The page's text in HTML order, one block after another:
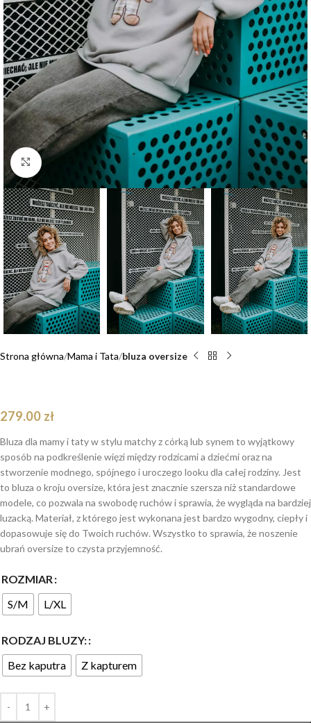
Click to enlarge
Strona główna Mama i Tata bluza oversize
279.00 zł
Bluza dla mamy i taty w stylu matchy z córką lub synem to wyjątkowy
sposób na podkreślenie więzi między rodzicami a dziećmi oraz na
stworzenie modnego, spójnego i uroczego looku dla całej rodziny. Jest
to bluza o kroju oversize, która jest znacznie szersza niż standardowe
modele, co pozwala na swobodę ruchów i sprawia, że wygląda na bardziej
luzacką. Materiał, z którego jest wykonana jest bardzo wygodny, ciepły i
dopasowuje się do Twoich ruchów. Wszystko to sprawia, że noszenie
ubrań oversize to czysta przyjemność.
ROZMIAR
S/M
L/XL
RODZAJ BLUZY:
Bez kaputra
Z kapturem